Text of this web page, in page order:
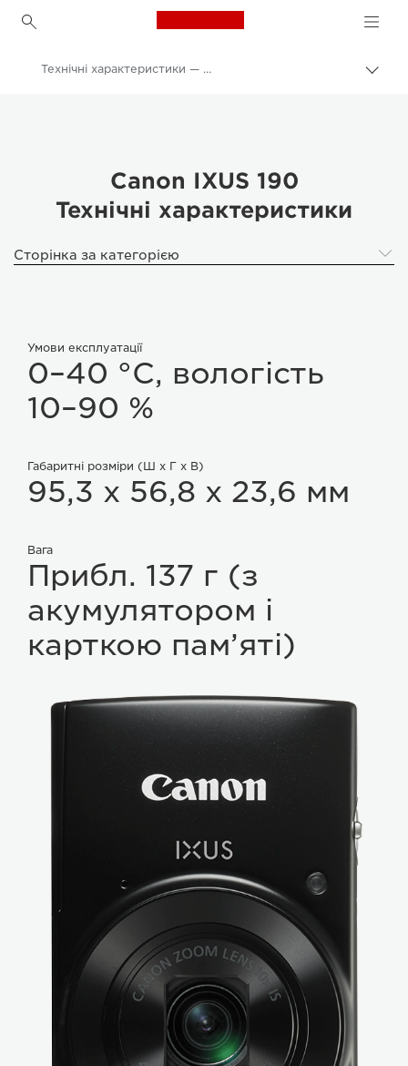
Canon Logo, back to
Технічні характеристики — IXUS 190
Canon IXUS 190
Технічні характеристики
Сторінка за категорією
Умови експлуатації
0–40 °C, вологість
10–90 %
Габаритні розміри (Ш x Г x В)
95,3 x 56,8 x 23,6 мм
Вага
Прибл. 137 г (з
акумулятором і
карткою пам’яті)